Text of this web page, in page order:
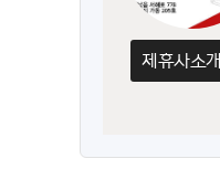
제휴사소개